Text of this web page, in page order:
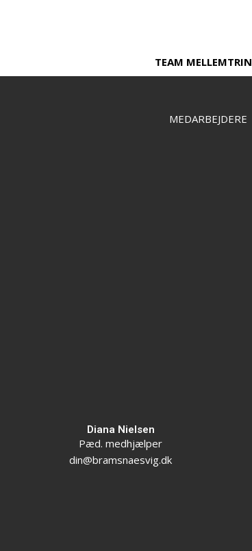
TEAM
MEDARBEJDERE
Diana Nielsen
Pæd. medhjælper
din@bramsnaesvig.dk